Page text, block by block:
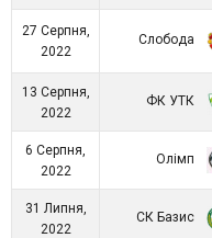
27 Серпня,
2022
Слобода
13 Серпня,
2022
ФК УТК
6 Серпня,
2022
Олімп
31 Липня,
2022
СК Базис